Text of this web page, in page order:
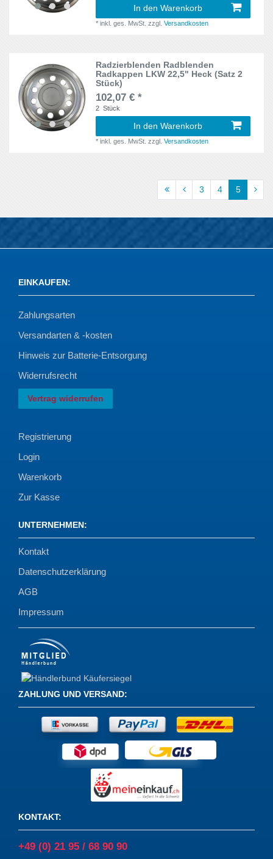
In den Warenkorb
*inkl. ges. MwSt. zzgl.Versandkosten
Radzierblenden Radblenden
Radkappen LKW 22,5" Heck (Satz 2
Stück)
102,07 € *
2 Stück
In den Warenkorb
*inkl. ges. MwSt. zzgl.Versandkosten
3 4 5
EINKAUFEN:
Zahlungsarten
Versandarten & -kosten
Hinweis zur Batterie-Entsorgung
Widerrufsrecht
Vertrag widerrufen
Registrierung
Login
Warenkorb
Zur Kasse
UNTERNEHMEN:
Kontakt
Datenschutzerklärung
AGB
Impressum
ZAHLUNG UND VERSAND:
KONTAKT:
+49 (0) 21 95 / 68 90 90